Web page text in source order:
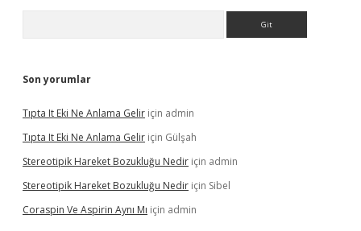
Son yorumlar
Tıpta It Eki Ne Anlama Gelir için admin
Tıpta It Eki Ne Anlama Gelir için Gülşah
Stereotipik Hareket Bozukluğu Nedir için admin
Stereotipik Hareket Bozukluğu Nedir için Sibel
Coraspin Ve Aspirin Aynı Mı için admin